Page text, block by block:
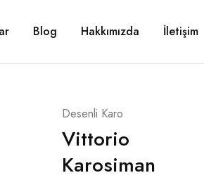
Blog Hakkımızda İletişim
Desenli Karo
Vittorio
Karosiman